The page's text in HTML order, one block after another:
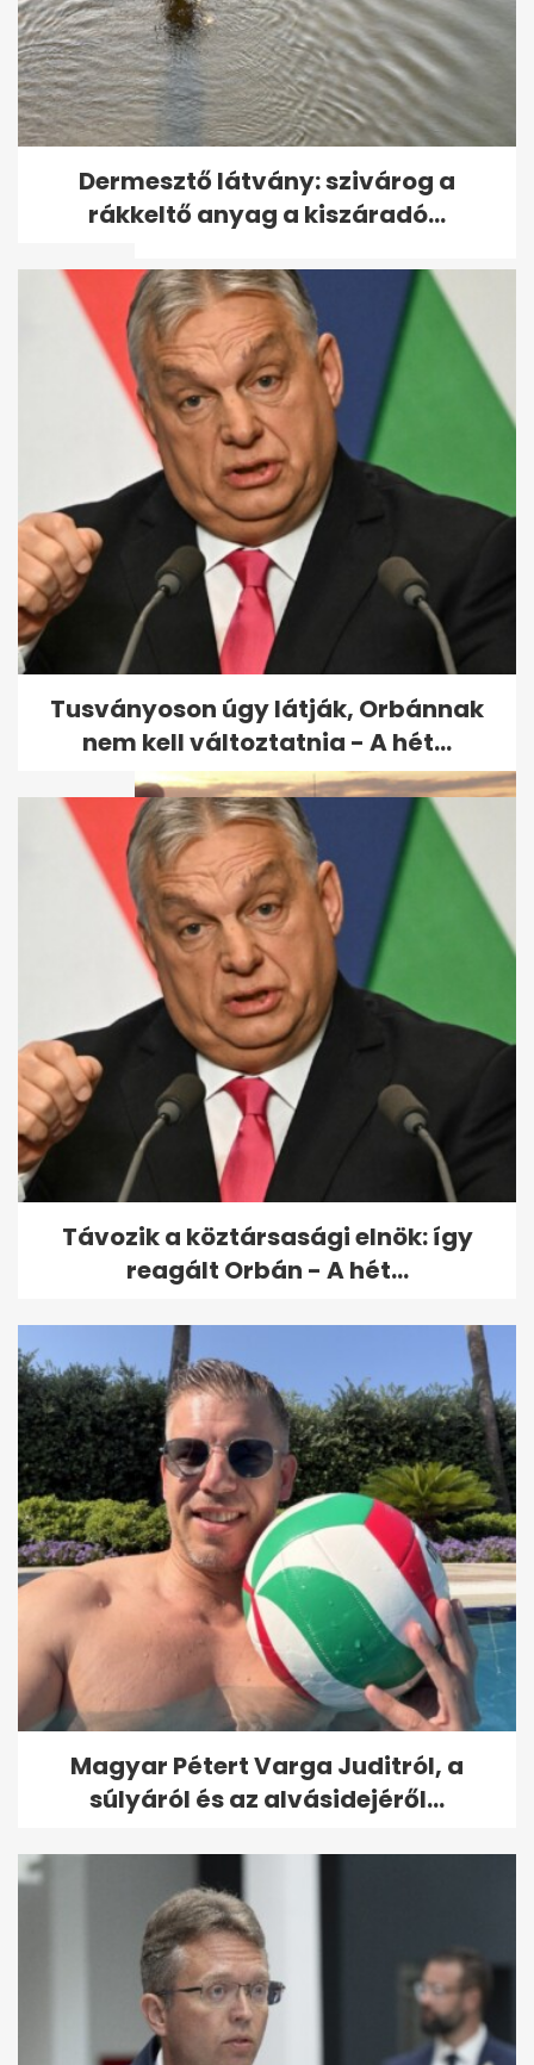
Felmondta a
Miniszterelnökség a Lounge
Event keretszerződését
Az első színes magyar filmek:
5 klasszikus, amin
generációk...
10 második világháborús
játék, ami ma is működik:
hangulat...
Dermesztő látvány: szivárog a
rákkeltő anyag a kiszáradó...
Tusványoson úgy látják, Orbánnak
nem kell változtatnia - A hét...
Távozik a köztársasági elnök: így
reagált Orbán - A hét...
Magyar Pétert Varga Juditról, a
súlyáról és az alvásidejéről...